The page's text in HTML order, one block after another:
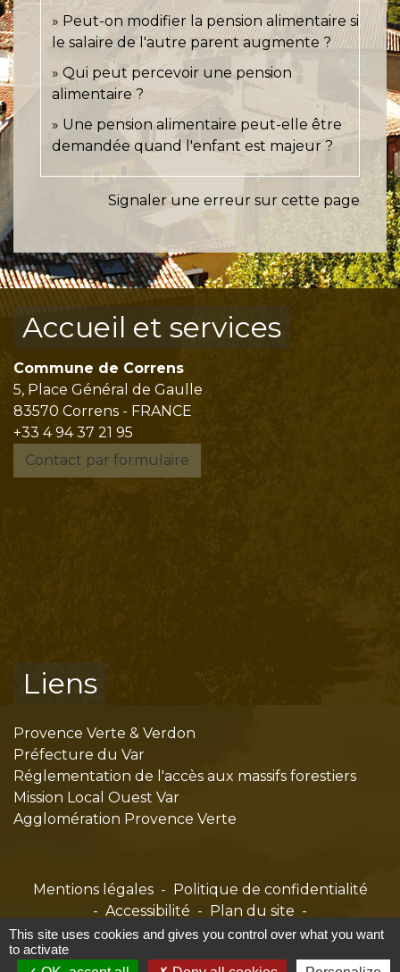
Peut-on modifier la pension alimentaire si
le salaire de l'autre parent augmente ?
Qui peut percevoir une pension
alimentaire ?
Une pension alimentaire peut-elle être
demandée quand l'enfant est majeur ?
Signaler une erreur sur cette page
Accueil et services
Commune de Correns
5, Place Général de Gaulle
83570 Correns - FRANCE
+33 4 94 37 21 95
Contact par formulaire
Liens
Provence Verte & Verdon
Préfecture du Var
Réglementation de l'accès aux massifs forestiers
Mission Local Ouest Var
Agglomération Provence Verte
Mentions légales - Politique de confidentialité
- Accessibilité - Plan du site -
Gestion des cookies
This site uses cookies and gives you control over what you want
to activate